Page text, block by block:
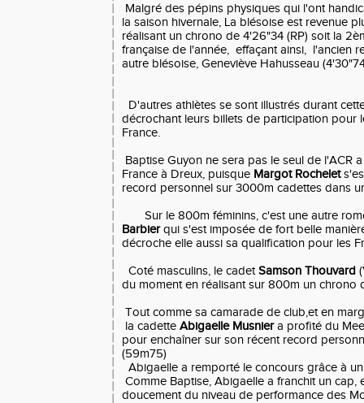
Malgré des pépins physiques qui l'ont
la saison hivernale, La blésoise est revenue
réalisant un chrono de 4'26"34 (RP) soit la
française de l'année, effaçant ainsi, l'ancien
autre blésoise, Geneviève Hahusseau
D'autres athlètes se sont illustrés durant
décrochant leurs billets de participation pour
France.
Baptise Guyon ne sera pas le seul de l'ACR
France à Dreux, puisque Margot Rochelet
record personnel sur 3000m cadettes dans
Sur le 800m féminins, c'est une autre
Barbierqui s'est imposée de fort belle
décroche elle aussi sa qualification pour les
Coté masculins, le cadetSamson Thouvard
du moment en réalisant sur 800m un chrono
Tout comme sa camarade de club,et en
la cadette Abigaelle Musniera profité du
pour enchaîner sur son récent record
(59m75)
Abigaelle a remporté le concours grâce à
Comme Baptise, Abigaelle a franchit un cap,
doucement du niveau de performance des